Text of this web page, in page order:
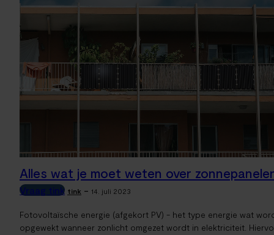
Alles wat je moet weten over
Vraag tink tink - 14. juli 2023
Fotovoltaïsche energie (afgekort PV) - het type energie wat
opgewekt wanneer zonlicht omgezet wordt in elektriciteit.